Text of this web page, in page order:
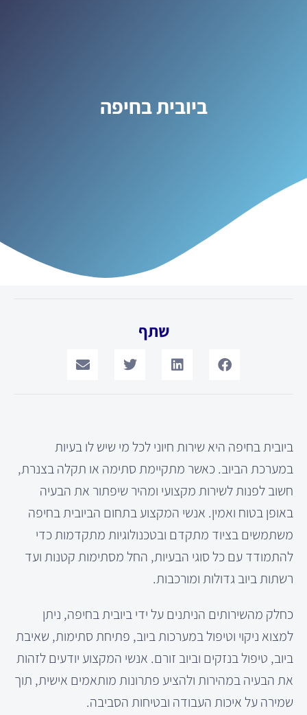
ביובית בחיפה
שתף
ביובית בחיפה היא שירות חיוני לכל מי שיש לו בעיות
במערכת הביוב. כאשר מתקיימת סתימה או תקלה בצנרת,
חשוב לפנות לשירות מקצועי ומהיר שיפתור את הבעיה
באופן בטוח ואמין. אנשי המקצוע בתחום הביובית בחיפה
משתמשים בציוד מתקדם ובטכנולוגיות מתקדמות כדי
להתמודד עם כל סוגי הבעיות, החל מסתימות קטנות ועד
רשתות ביוב גדולות ומורכבות.
כחלק מהשירותים הניתנים על ידי ביובית בחיפה, ניתן
למצוא ניקוי וטיפול במערכות ביוב, פתיחת סתימות, שאיבת
ביוב, טיפול בנזקים וביוב זורם. אנשי המקצוע יודעים לזהות
את הבעיה במהירות ולהציע פתרונות מותאמים אישית, תוך
שמירה על איכות העבודה ובטיחות הסביבה.